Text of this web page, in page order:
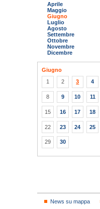
Aprile
Maggio
Giugno
Luglio
Agosto
Settembre
Ottobre
Novembre
Dicembre
Giugno
1
2 3 4
8 9 10 11
15 16 17 18
22 23 24 25
29 30
News su mappa